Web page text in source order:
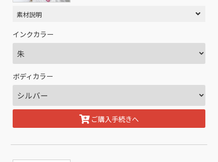
素材説明
インクカラー
ボディカラー
ご購入手続きへ